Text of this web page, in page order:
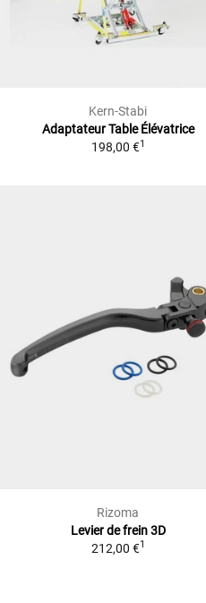
Kern-Stabi
Adaptateur Table Élévatrice
198,00 €1
Rizoma
Levier de frein 3D
212,00 €1